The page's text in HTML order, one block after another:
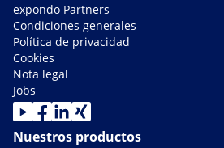
expondo Partners
Condiciones generales
Política de privacidad
Cookies
Nota legal
Jobs
Nuestros productos